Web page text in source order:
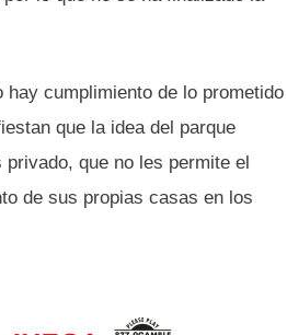
cumplimiento de lo prometido
que la idea del parque
que no les permite el
de sus propias casas en los